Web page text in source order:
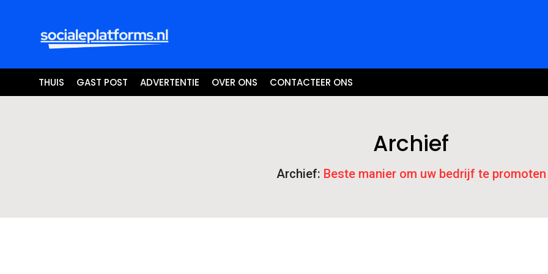
THUIS GAST POST ADVERTENTIE OVER ONS CONTACTEER ONS
Archief
Archief: Beste manier om uw bedrijf te promoten